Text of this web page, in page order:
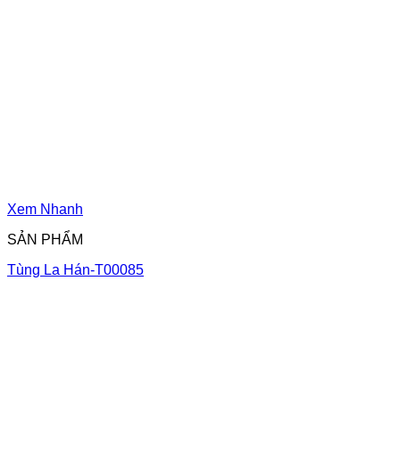
Xem Nhanh
SẢN PHẨM
Tùng La Hán-T00085